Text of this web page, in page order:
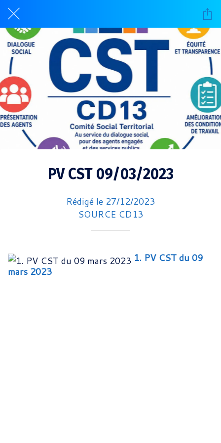
PV CST 09/03/2023
Rédigé le 27/12/2023
SOURCE CD13
1. PV CST du 09
mars 2023